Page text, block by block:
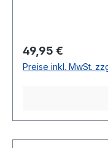
Regulärer Preis:
49,95 €
Preise inkl. MwSt.